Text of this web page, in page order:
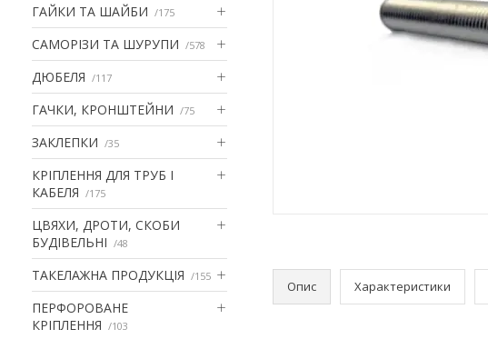
ГАЙКИ ТА ШАЙБИ 175
САМОРІЗИ ТА ШУРУПИ 578
ДЮБЕЛЯ 117
ГАЧКИ, КРОНШТЕЙНИ 75
ЗАКЛЕПКИ 35
КРІПЛЕННЯ ДЛЯ ТРУБ І
КАБЕЛЯ
175
ЦВЯХИ, ДРОТИ, СКОБИ
БУДІВЕЛЬНІ
48
ТАКЕЛАЖНА ПРОДУКЦІЯ 155
ПЕРФОРОВАНЕ
КРІПЛЕННЯ
103
Опис Характеристики